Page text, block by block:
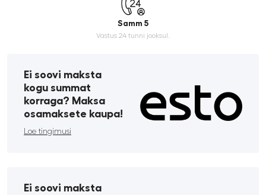
Samm 5
Vastus 24 tunni jooksul.
Ei soovi maksta
kogu summat
korraga? Maksa
osamaksete kaupa!
Loe tingimusi
Ei soovi maksta